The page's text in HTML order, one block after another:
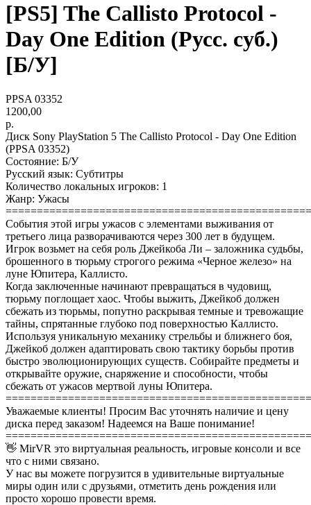
[PS5] The Callisto Protocol -
Day One Edition (Русс. суб.)
[Б/У]
PPSA 03352
1200,00
р.
Диск Sony PlayStation 5 The Callisto Protocol - Day One Edition
(PPSA 03352)
Состояние: Б/У
Русский язык: Субтитры
Количество локальных игроков: 1
Жанр: Ужасы
События этой игры ужасов с элементами выживания от
третьего лица разворачиваются через 300 лет в будущем.
Игрок возьмет на себя роль Джейкоба Ли – заложника судьбы,
брошенного в тюрьму строгого режима «Черное железо» на
луне Юпитера, Каллисто.‎
Когда заключенные начинают превращаться в чудовищ,
тюрьму поглощает хаос. Чтобы выжить, Джейкоб должен
сбежать из тюрьмы, попутно раскрывая темные и тревожащие
тайны, спрятанные глубоко под поверхностью Каллисто.‎
Используя уникальную механику стрельбы и ближнего боя,
Джейкоб должен адаптировать свою тактику борьбы против
быстро эволюционирующих существ. Собирайте предметы и
открывайте оружие, снаряжение и способности, чтобы
сбежать от ужасов мертвой луны Юпитера.
Уважаемые клиенты! Просим Вас уточнять наличие и цену
диска перед заказом! Надеемся на Ваше понимание!
👋 MirVR это виртуальная реальность, игровые консоли и все
что с ними связано.
У нас вы можете погрузится в удивительные виртуальные
миры один или с друзьями, отметить день рождения или
просто хорошо провести время.